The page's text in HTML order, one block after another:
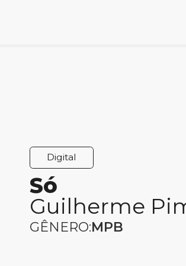
Digital
Só
Guilherme
GÊNERO:MPB